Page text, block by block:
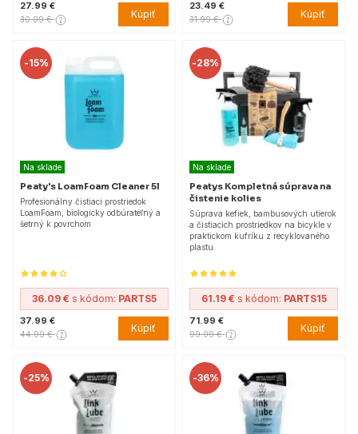
27.99 €
30.99 € Kúpiť
23.49 €
31.99 € Kúpiť
-15%
Na sklade
Peaty's LoamFoam Cleaner 5l
Profesionálny čistiaci prostriedok
LoamFoam, biologicky odbúrateľný a
šetrný k povrchom
36.09 € s kódom: PARTS5
37.99 €
44.99 € Kúpiť
-28%
Na sklade
Peatys Kompletná súprava na
čistenie kolies
Súprava kefiek, bambusových utierok
a čistiacich prostriedkov na bicykle v
praktickom kufríku z recyklovaného
plastu.
61.19 € s kódom: PARTS15
71.99 €
99.99 € Kúpiť
-25% -36%